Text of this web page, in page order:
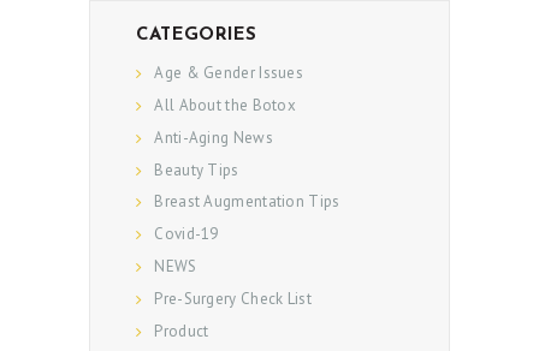
CATEGORIES
Age & Gender Issues
All About the Botox
Anti-Aging News
Beauty Tips
Breast Augmentation Tips
Covid-19
NEWS
Pre-Surgery Check List
Product